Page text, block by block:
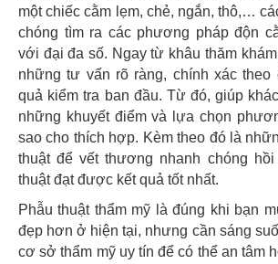
một chiếc cằm lẹm, chẻ, ngắn, thô,…
chóng tìm ra các phương pháp độn
với đại đa số. Ngay từ khâu thăm
những tư vấn rõ ràng, chính xác
quả kiểm tra ban đầu. Từ đó, giúp
những khuyết điểm và lựa chọn
sao cho thích hợp. Kèm theo đó là
thuật để vết thương nhanh chóng
thuật đạt được kết quả tốt nhất.
Phẫu thuật thẩm mỹ là đúng khi bạn
đẹp hơn ở hiện tại, nhưng cần sáng
cơ sở thẩm mỹ uy tín để có thể an tâm